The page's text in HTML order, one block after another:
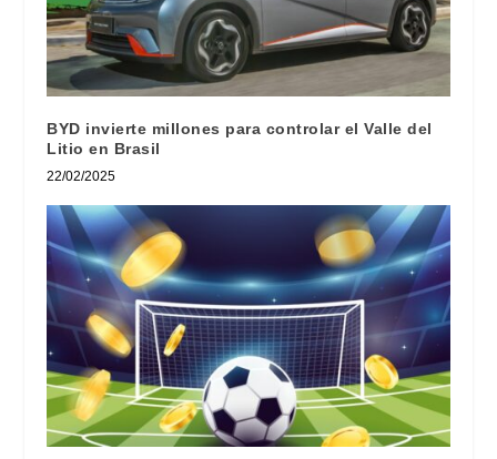
BYD invierte millones para controlar el Valle del
Litio en Brasil
22/02/2025